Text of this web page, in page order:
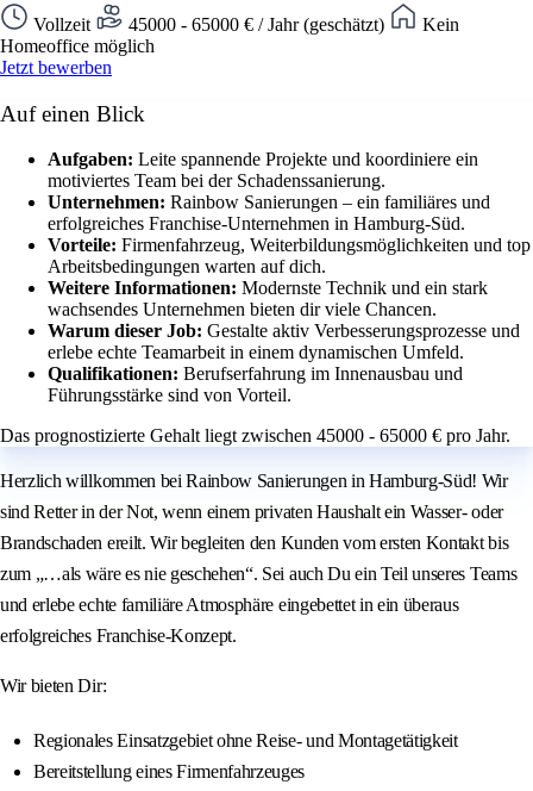
Vollzeit 45000 - 65000 € / Jahr (geschätzt)
Kein
Homeoffice möglich
Jetzt bewerben
Auf einen Blick
Aufgaben: Leite spannende Projekte und koordiniere ein
motiviertes Team bei der Schadenssanierung.
Unternehmen: Rainbow Sanierungen – ein familiäres und
erfolgreiches Franchise-Unternehmen in Hamburg-Süd.
Vorteile: Firmenfahrzeug, Weiterbildungsmöglichkeiten und top
Arbeitsbedingungen warten auf dich.
Weitere Informationen: Modernste Technik und ein stark
wachsendes Unternehmen bieten dir viele Chancen.
Warum dieser Job: Gestalte aktiv Verbesserungsprozesse und
erlebe echte Teamarbeit in einem dynamischen Umfeld.
Qualifikationen: Berufserfahrung im Innenausbau und
Führungsstärke sind von Vorteil.
Das prognostizierte Gehalt liegt zwischen 45000 - 65000 € pro Jahr.
Herzlich willkommen bei Rainbow Sanierungen in Hamburg-Süd! Wir
sind Retter in der Not, wenn einem privaten Haushalt ein Wasser- oder
Brandschaden ereilt. Wir begleiten den Kunden vom ersten Kontakt bis
zum „…als wäre es nie geschehen“. Sei auch Du ein Teil unseres Teams
und erlebe echte familiäre Atmosphäre eingebettet in ein überaus
erfolgreiches Franchise-Konzept.
Wir bieten Dir:
Regionales Einsatzgebiet ohne Reise- und Montagetätigkeit
Bereitstellung eines Firmenfahrzeuges